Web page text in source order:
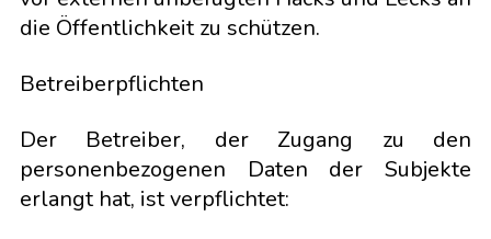
die Öffentlichkeit zu schützen.
Betreiberpflichten
Der Betreiber, der Zugang zu den
personenbezogenen Daten der Subjekte
erlangt hat, ist verpflichtet: